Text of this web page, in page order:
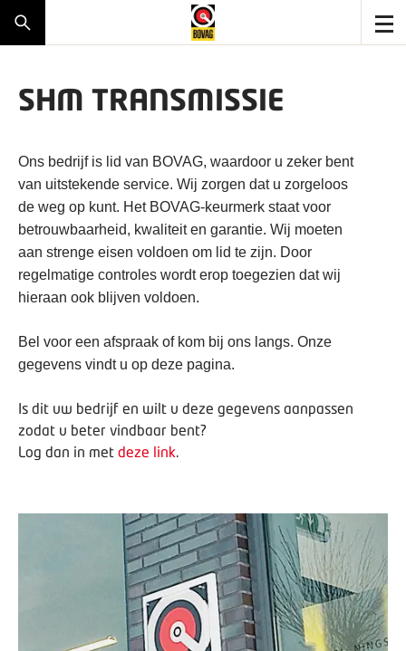
SHM TRANSMISSIE
Ons bedrijf is lid van BOVAG, waardoor u zeker bent
van uitstekende service. Wij zorgen dat u zorgeloos
de weg op kunt. Het BOVAG-keurmerk staat voor
betrouwbaarheid, kwaliteit en garantie. Wij moeten
aan strenge eisen voldoen om lid te zijn. Door
regelmatige controles wordt erop toegezien dat wij
hieraan ook blijven voldoen.
Bel voor een afspraak of kom bij ons langs. Onze
gegevens vindt u op deze pagina.
Is dit uw bedrijf en wilt u deze gegevens aanpassen
zodat u beter vindbaar bent?
Log dan in met deze link.